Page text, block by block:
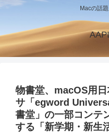
Macの話
物書堂、macOS用
サ「egword
書堂」の一部コンテ
する「新学期・新生